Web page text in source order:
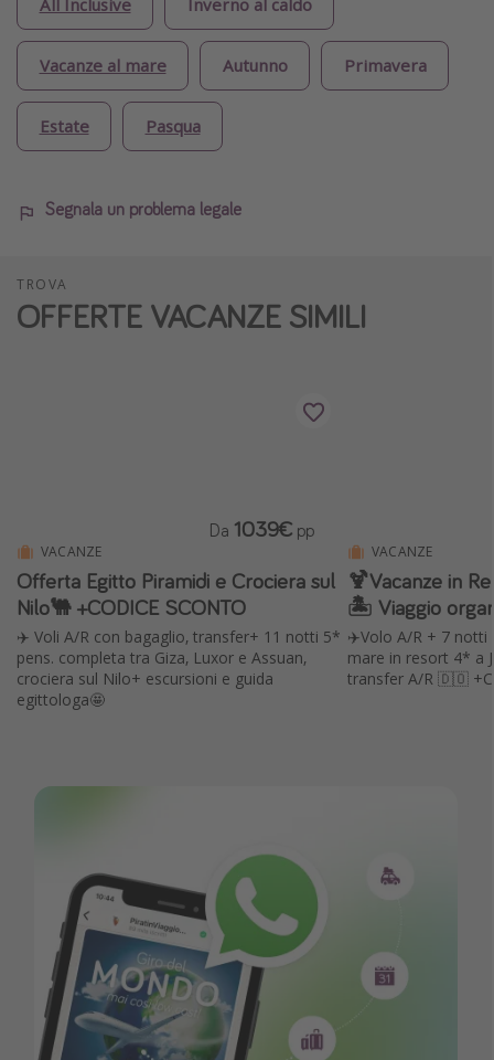
All Inclusive Inverno al caldo
Vacanze al mare Autunno Primavera
Estate Pasqua
Segnala un problema legale
TROVA
OFFERTE VACANZE SIMILI
VACANZE
Offerta Egitto Piramidi e Crociera sul
Nilo🐫 +CODICE SCONTO
✈️ Voli A/R con bagaglio, transfer+ 11 notti 5*
pens. completa tra Giza, Luxor e Assuan,
crociera sul Nilo+ escursioni e guida
egittologa🤩
Da 1039€ pp
VACANZE
🍹Vacanze in
🏝️ Viaggio
✈️Volo A/R + 7 notti
mare in resort 4* a
transfer A/R 🇩🇴